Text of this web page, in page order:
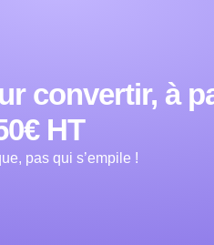
convertir, à
HT
pas qui s’empile !